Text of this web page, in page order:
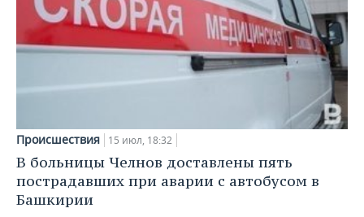
Происшествия 15 июл, 18:32
В больницы Челнов доставлены пять
пострадавших при аварии с автобусом в
Башкирии